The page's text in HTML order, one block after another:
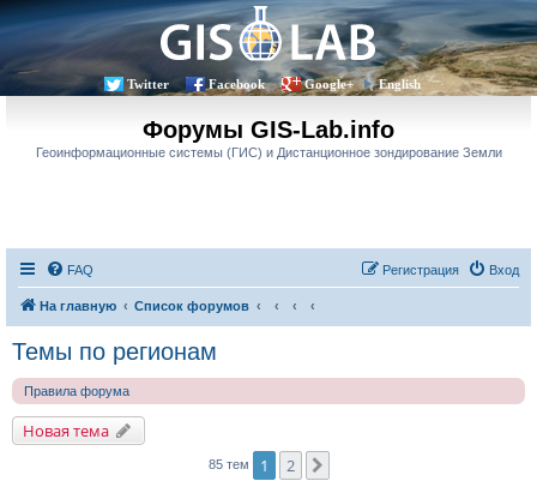
Twitter Facebook Google+ English
Форумы GIS-Lab.info
Геоинформационные системы (ГИС) и Дистанционное зондирование Земли
FAQ Вход
Регистрация
На главную Список форумов
Темы по регионам
Правила форума
Новая тема
85 тем 1 2